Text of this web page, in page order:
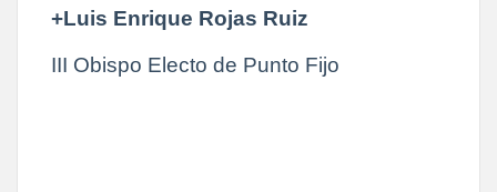
+Luis Enrique Rojas Ruiz
III Obispo Electo de Punto Fijo